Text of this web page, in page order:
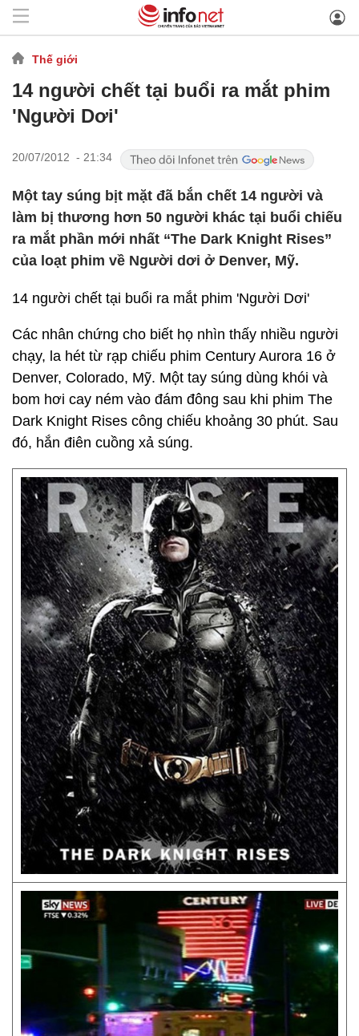
Thế giới
14 người chết tại buổi ra mắt phim
'Người Dơi'
20/07/2012 - 21:34
Một tay súng bịt mặt đã bắn chết 14 người và
làm bị thương hơn 50 người khác tại buổi chiếu
ra mắt phần mới nhất “The Dark Knight Rises”
của loạt phim về Người dơi ở Denver, Mỹ.
14 người chết tại buổi ra mắt phim 'Người Dơi'
Các nhân chứng cho biết họ nhìn thấy nhiều người
chạy, la hét từ rạp chiếu phim Century Aurora 16 ở
Denver, Colorado, Mỹ. Một tay súng dùng khói và
bom hơi cay ném vào đám đông sau khi phim The
Dark Knight Rises công chiếu khoảng 30 phút. Sau
đó, hắn điên cuồng xả súng.